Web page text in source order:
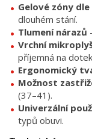
Gelové zóny
dlouhém stání.
Tlumení nárazů
Vrchní
příjemná na
Ergonomický
Možnost
(37–41).
Univerzální
typů obuvi.